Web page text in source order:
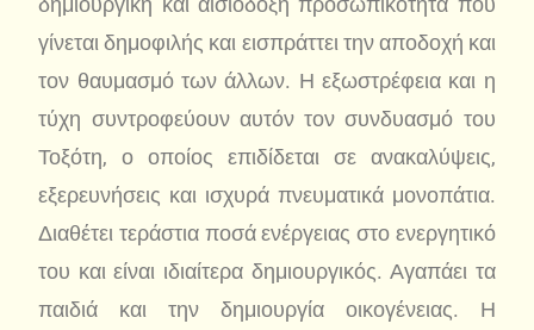
γίνεται δημοφιλής και εισπράττει την αποδοχή και
τον θαυμασμό των άλλων. Η εξωστρέφεια και η
τύχη συντροφεύουν αυτόν τον συνδυασμό του
Τοξότη, ο οποίος επιδίδεται σε ανακαλύψεις,
εξερευνήσεις και ισχυρά πνευματικά μονοπάτια.
Διαθέτει τεράστια ποσά ενέργειας στο ενεργητικό
του και είναι ιδιαίτερα δημιουργικός. Αγαπάει τα
παιδιά και την δημιουργία οικογένειας. Η